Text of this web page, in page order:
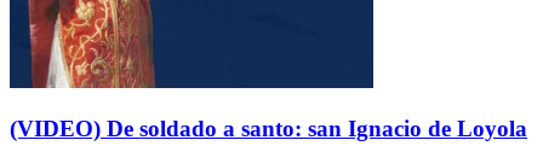
(VIDEO) De soldado a santo: san Ignacio de Loyola